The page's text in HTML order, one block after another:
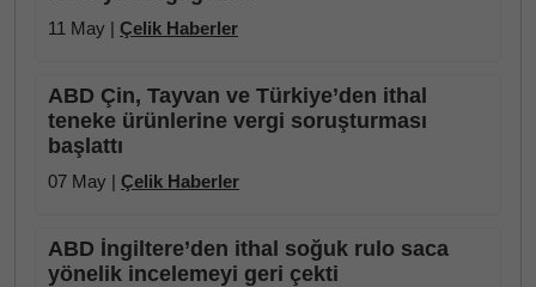
11 May | Çelik Haberler
ABD Çin, Tayvan ve Türkiye’den ithal
teneke ürünlerine vergi soruşturması
başlattı
07 May | Çelik Haberler
ABD İngiltere’den ithal soğuk rulo saca
yönelik incelemeyi geri çekti